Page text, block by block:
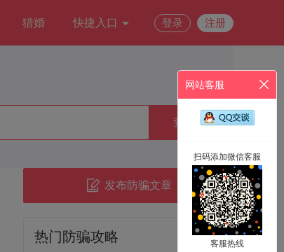
猎婚 快捷入口 登录 注册
查询
发布防骗文章
热门防骗攻略 More
网站客服
扫码添加微信客服
客服热线